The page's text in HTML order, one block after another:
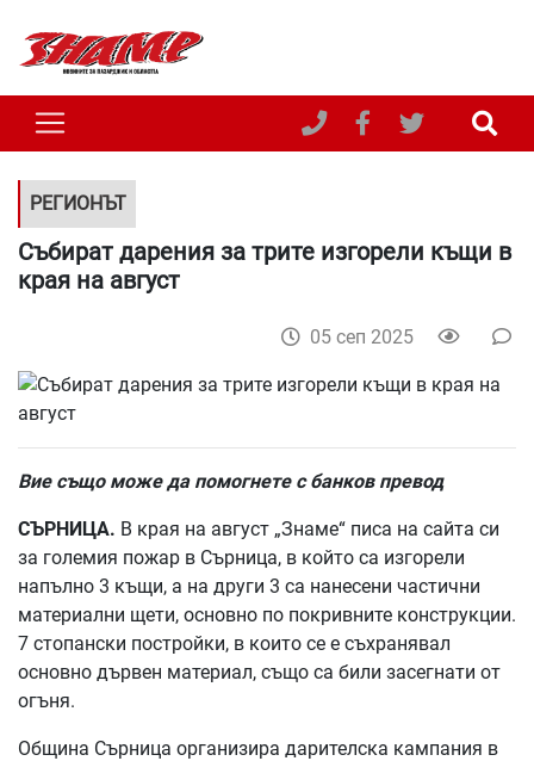
РЕГИОНЪТ
Събират дарения за трите изгорели къщи в
края на август
05 сеп 2025
Вие също може да помогнете с банков превод
СЪРНИЦА. В края на август „Знаме“ писа на сайта си
за големия пожар в Сърница, в който са изгорели
напълно 3 къщи, а на други 3 са нанесени частични
материални щети, основно по покривните конструкции.
7 стопански постройки, в които се е съхранявал
основно дървен материал, също са били засегнати от
огъня.
Община Сърница организира дарителска кампания в